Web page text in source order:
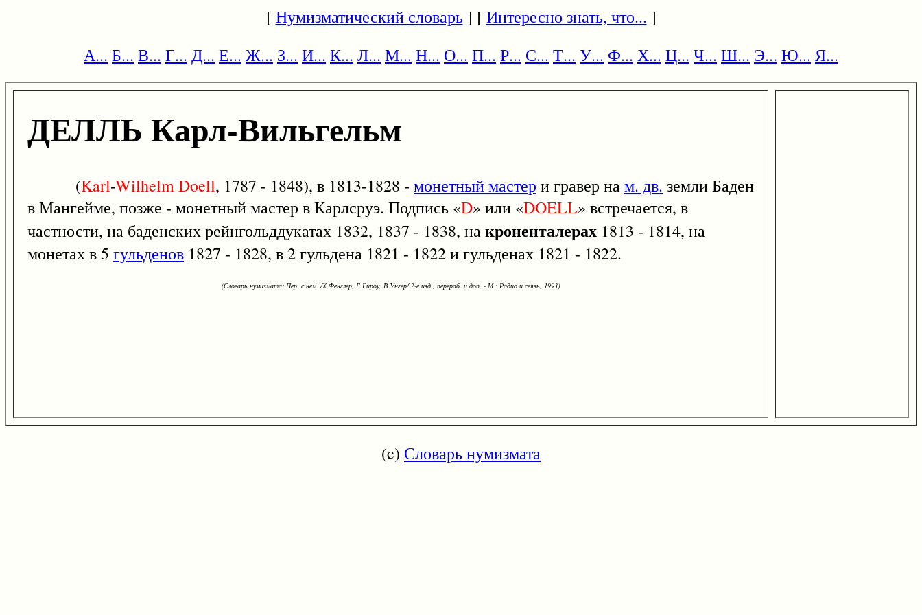
[Нумизматический словарь] [Интересно знать, что... ]
А... Б... В... Г... Д... Е... Ж... З... И... К... Л... М... Н... О... П... Р... С... Т... У... Ф... Х... Ц... Ч... Ш... Э... Ю... Я...
ДЕЛЛЬ Карл-Вильгельм
(Karl-WilhelmDoell, 1787 - 1848), в 1813-1828 - монетный мастер и гравер нам. дв. земли Баден
в Мангейме, позже - монетный мастер в Карлсруэ. Подпись «D» или «DOELL» встречается, в
частности, на баденских рейнгольддукатах 1832, 1837 - 1838, накроненталерах 1813 - 1814, на
монетах в 5 гульденов 1827 - 1828, в 2 гульдена 1821 - 1822 и гульденах 1821 - 1822.
(Словарь нумизмата: Пер. с нем. /Х.Фенглер, Г.Гироу, В.Унгер/ 2-е изд., перераб. и доп. - М.: Радио и связь, 1993)
(c) Словарь нумизмата